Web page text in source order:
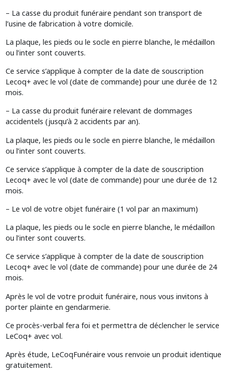
– La casse du produit funéraire pendant son transport de
l’usine de fabrication à votre domicile.
La plaque, les pieds ou le socle en pierre blanche, le médaillon
ou l’inter sont couverts.
Ce service s’applique à compter de la date de souscription
Lecoq+ avec le vol (date de commande) pour une durée de 12
mois.
– La casse du produit funéraire relevant de dommages
accidentels (jusqu’à 2 accidents par an).
La plaque, les pieds ou le socle en pierre blanche, le médaillon
ou l’inter sont couverts.
Ce service s’applique à compter de la date de souscription
Lecoq+ avec le vol (date de commande) pour une durée de 12
mois.
– Le vol de votre objet funéraire (1 vol par an maximum)
La plaque, les pieds ou le socle en pierre blanche, le médaillon
ou l’inter sont couverts.
Ce service s’applique à compter de la date de souscription
Lecoq+ avec le vol (date de commande) pour une durée de 24
mois.
Après le vol de votre produit funéraire, nous vous invitons à
porter plainte en gendarmerie.
Ce procès-verbal fera foi et permettra de déclencher le service
LeCoq+ avec vol.
Après étude, LeCoqFunéraire vous renvoie un produit identique
gratuitement.